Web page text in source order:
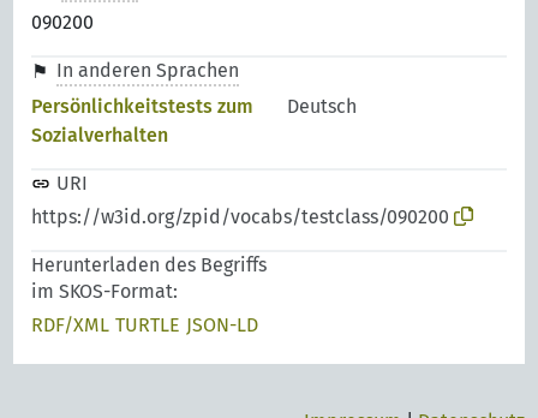
090200
In anderen Sprachen
Persönlichkeitstests zum
Sozialverhalten
Deutsch
URI
https://w3id.org/zpid/vocabs/testclass/090200
Herunterladen des Begriffs
im SKOS-Format:
RDF/XML TURTLE JSON-LD